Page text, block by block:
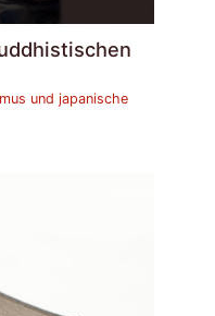
und japanische